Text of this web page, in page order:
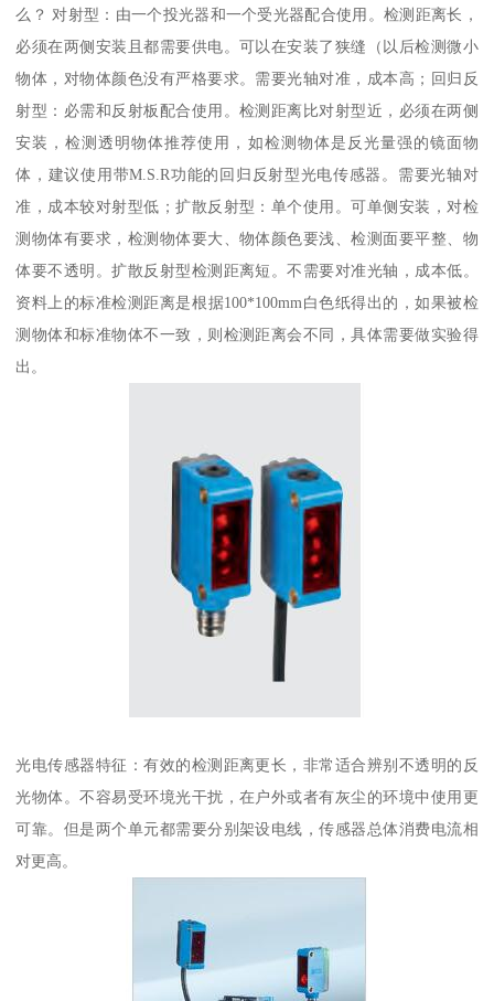
么？ 对射型：由一个投光器和一个受光器配合使用。检测距离长，
必须在两侧安装且都需要供电。可以在安装了狭缝（以后检测微小
物体，对物体颜色没有严格要求。需要光轴对准，成本高；回归反
射型：必需和反射板配合使用。检测距离比对射型近，必须在两侧
安装，检测透明物体推荐使用，如检测物体是反光量强的镜面物
体，建议使用带M.S.R功能的回归反射型光电传感器。需要光轴对
准，成本较对射型低；扩散反射型：单个使用。可单侧安装，对检
测物体有要求，检测物体要大、物体颜色要浅、检测面要平整、物
体要不透明。扩散反射型检测距离短。不需要对准光轴，成本低。
资料上的标准检测距离是根据100*100mm白色纸得出的，如果被检
测物体和标准物体不一致，则检测距离会不同，具体需要做实验得
出。
光电传感器特征：有效的检测距离更长，非常适合辨别不透明的反
光物体。不容易受环境光干扰，在户外或者有灰尘的环境中使用更
可靠。但是两个单元都需要分别架设电线，传感器总体消费电流相
对更高。